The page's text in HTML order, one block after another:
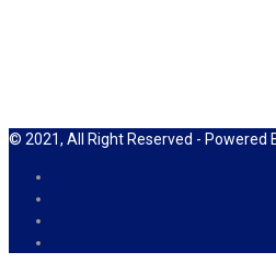
© 2021, All Right Reserved - Powered